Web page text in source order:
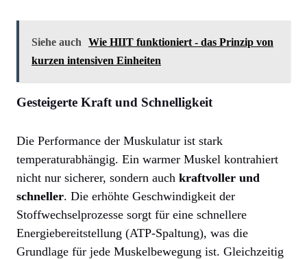
Siehe auch
Wie HIIT funktioniert - das Prinzip von
kurzen intensiven Einheiten
Gesteigerte Kraft und Schnelligkeit
Die Performance der Muskulatur ist stark
temperaturabhängig. Ein warmer Muskel kontrahiert
nicht nur sicherer, sondern auch kraftvoller und
schneller. Die erhöhte Geschwindigkeit der
Stoffwechselprozesse sorgt für eine schnellere
Energiebereitstellung (ATP-Spaltung), was die
Grundlage für jede Muskelbewegung ist. Gleichzeitig